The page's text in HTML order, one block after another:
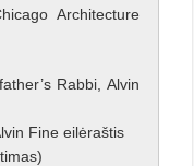
Architecture
Rabbi, Alvin
Fine eilėraštis